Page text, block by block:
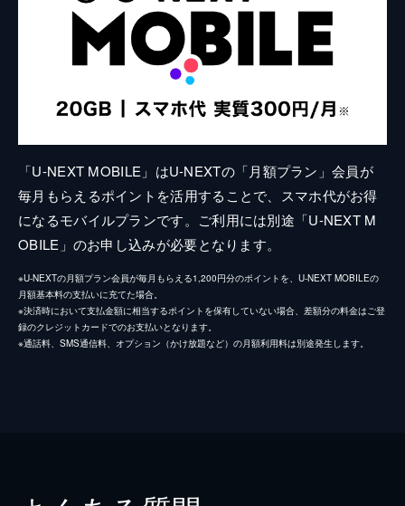
「U-NEXT MOBILE」はU-NEXTの「月額プラン」会員が
毎月もらえるポイントを活用することで、スマホ代がお得
になるモバイルプランです。ご利用には別途「U-NEXT M
OBILE」のお申し込みが必要となります。
※U-NEXTの月額プラン会員が毎月もらえる1,200円分のポイントを、U-NEXT MOBILEの
月額基本料の支払いに充てた場合。
※決済時において支払金額に相当するポイントを保有していない場合、差額分の料金はご登
録のクレジットカードでのお支払いとなります。
※通話料、SMS通信料、オプション（かけ放題など）の月額利用料は別途発生します。